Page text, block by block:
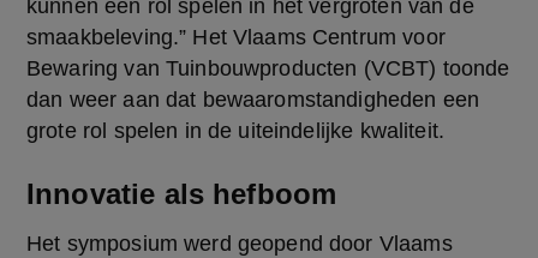
kunnen een rol spelen in het vergroten van de
smaakbeleving.” Het Vlaams Centrum voor
Bewaring van Tuinbouwproducten (VCBT) toonde
dan weer aan dat bewaaromstandigheden een
grote rol spelen in de uiteindelijke kwaliteit.
Innovatie als hefboom
Het symposium werd geopend door Vlaams